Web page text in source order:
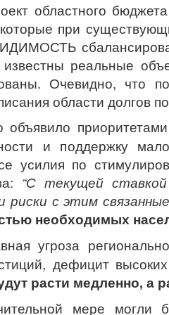
областного
при
известны реальные
Очевидно, что
области долгов
объявило
и поддержку
усилия по
“С текущей
с этим
необходимых
угроза
дефицит
расти медленно, а
мере могли